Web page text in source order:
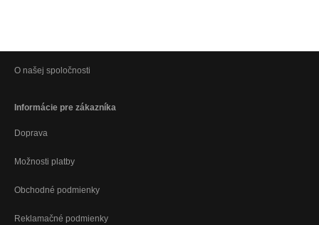
O našej spoločnosti
Informácie pre zákazníka
Doprava
Možnosti platby
Obchodné podmienky
Reklamačné podmienky